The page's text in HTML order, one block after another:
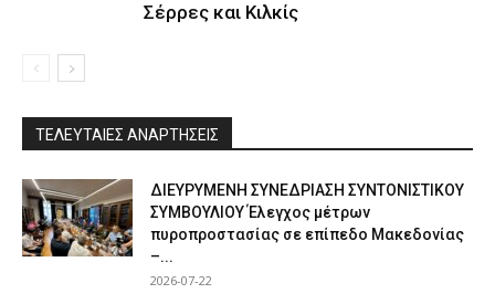
Σέρρες και Κιλκίς
ΤΕΛΕΥΤΑΙΕΣ ΑΝΑΡΤΗΣΕΙΣ
ΔΙΕΥΡΥΜΕΝΗ ΣΥΝΕΔΡΙΑΣΗ ΣΥΝΤΟΝΙΣΤΙΚΟΥ
ΣΥΜΒΟΥΛΙΟΥ Έλεγχος μέτρων
πυροπροστασίας σε επίπεδο Μακεδονίας
–...
2026-07-22